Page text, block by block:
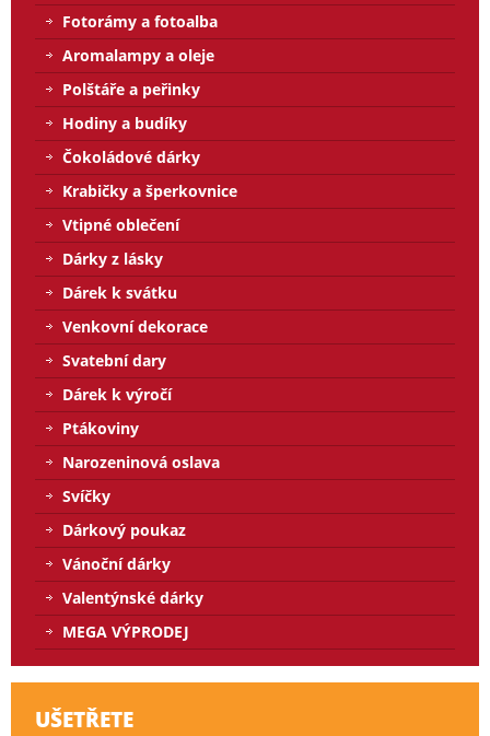
Fotorámy a fotoalba
Aromalampy a oleje
Polštáře a peřinky
Hodiny a budíky
Čokoládové dárky
Krabičky a šperkovnice
Vtipné oblečení
Dárky z lásky
Dárek k svátku
Venkovní dekorace
Svatební dary
Dárek k výročí
Ptákoviny
Narozeninová oslava
Svíčky
Dárkový poukaz
Vánoční dárky
Valentýnské dárky
MEGA VÝPRODEJ
UŠETŘETE